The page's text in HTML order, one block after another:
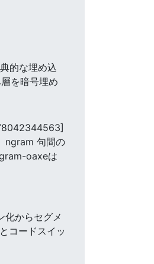
的な埋め込
を暗号埋め
ngram 句間の
oaxeは
化からセグメ
コードスイッ